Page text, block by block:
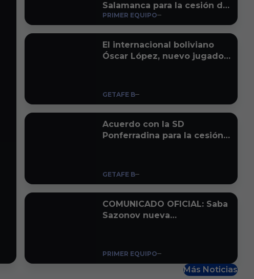
Salamanca para la cesión de
Gorka Rivera
PRIMER EQUIPO
El internacional boliviano
Óscar López, nuevo jugador
GETAFE B
Acuerdo con la SD
Ponferradina para la cesión
GETAFE B
COMUNICADO OFICIAL: Saba
Sazonov nueva
PRIMER EQUIPO
Más Noticias